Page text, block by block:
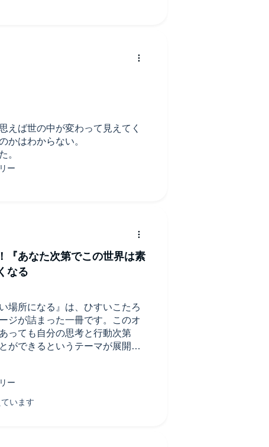
えば世の中が変わって見えてく
かはわからない。
。
場所になる』は、ひすいこたろ
ジが詰まった一冊です。このオ
っても自分の思考と行動次第
ができるというテーマが展開さ
、心の奥深くに響くアドバイス
ありながら深い洞察を含んでい
『あなた次第でこの世界は素
なる